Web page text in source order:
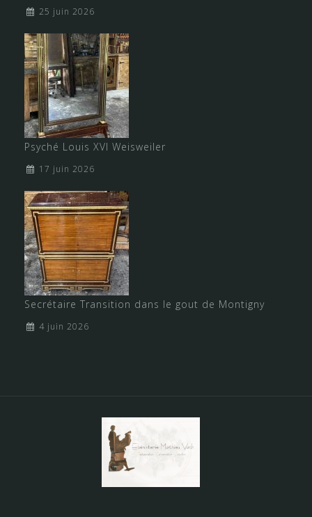
25 juin 2026
Psyché Louis XVI Weisweiler
17 juin 2026
Secrétaire Transition dans le gout de Montigny
4 juin 2026